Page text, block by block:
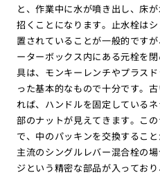
と、作業中に水が噴き出し、床
招くことになります。止水栓は
置されていることが一般的です
ーターボックス内にある元栓を
具は、モンキーレンチやプラス
った基本的なもので十分です。
れば、ハンドルを固定している
部のナットが見えてきます。こ
で、中のパッキンを交換するこ
主流のシングルレバー混合栓の
ジという精密な部品が入ってお